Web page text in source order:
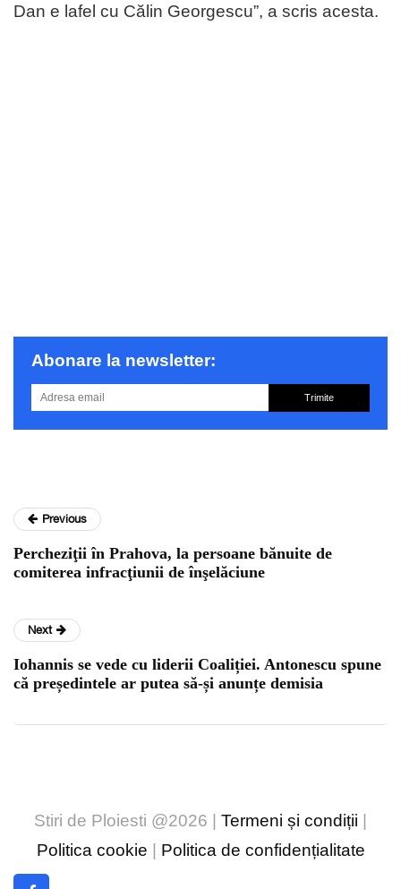
Dan e lafel cu Călin Georgescu”, a scris acesta.
Abonare la newsletter:
Trimite
Previous
Percheziţii în Prahova, la persoane bănuite de
comiterea infracţiunii de înşelăciune
Next
Iohannis se vede cu liderii Coaliției. Antonescu spune
că președintele ar putea să-și anunțe demisia
Stiri de Ploiesti @2026 | Termeni și condiții |
Politica cookie | Politica de confidențialitate